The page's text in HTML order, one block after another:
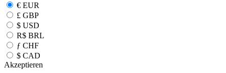
€ EUR
£ GBP
$ USD
R$ BRL
ƒ CHF
$ CAD
Akzeptieren